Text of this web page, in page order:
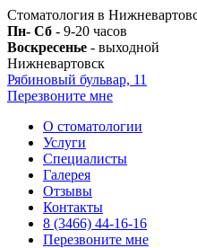
Стоматология в
Пн- Сб - 9-20 часов
Воскресенье - выходной
Нижневартовск
Рябиновый бульвар, 11
Перезвоните мне
О стоматологии
Услуги
Специалисты
Галерея
Отзывы
Контакты
8 (3466) 44-16-16
Перезвоните мне